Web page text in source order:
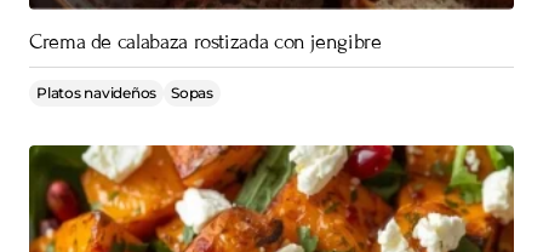
Crema de calabaza rostizada con jengibre
Platos navideños Sopas